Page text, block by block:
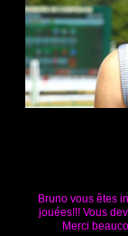
Bruno vous êtes
jouées!!! Vous
Merci